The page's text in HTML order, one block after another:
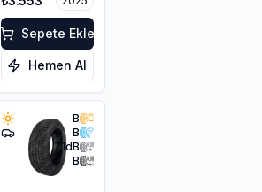
91Y EV
Sepete Ekle
Hemen Al
B
B
71dB
B